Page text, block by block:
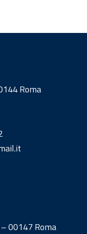
Roma
00147 Roma